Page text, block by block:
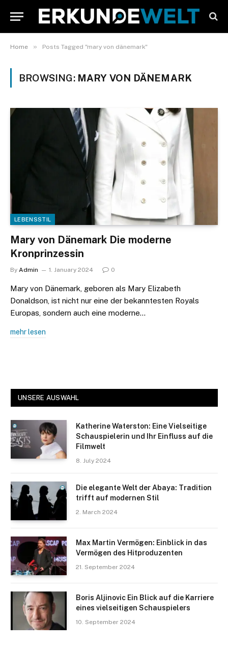
Home » Posts Tagged "mary von dänemark"
BROWSING: MARY VON DÄNEMARK
LEBENSSTIL
Mary von Dänemark Die moderne
Kronprinzessin
By Admin 1. January 2024 0
Mary von Dänemark, geboren als Mary Elizabeth
Donaldson, ist nicht nur eine der bekanntesten Royals
Europas, sondern auch eine moderne…
mehr lesen
UNSERE AUSWAHL
Katherine Waterston: Eine Vielseitige
Schauspielerin und Ihr Einfluss auf die
Filmwelt
8. July 2024
Die elegante Welt der Abaya: Tradition
trifft auf modernen Stil
2. March 2024
Max Martin Vermögen: Einblick in das
Vermögen des Hitproduzenten
21. September 2024
Boris Aljinovic Ein Blick auf die Karriere
eines vielseitigen Schauspielers
10. September 2024